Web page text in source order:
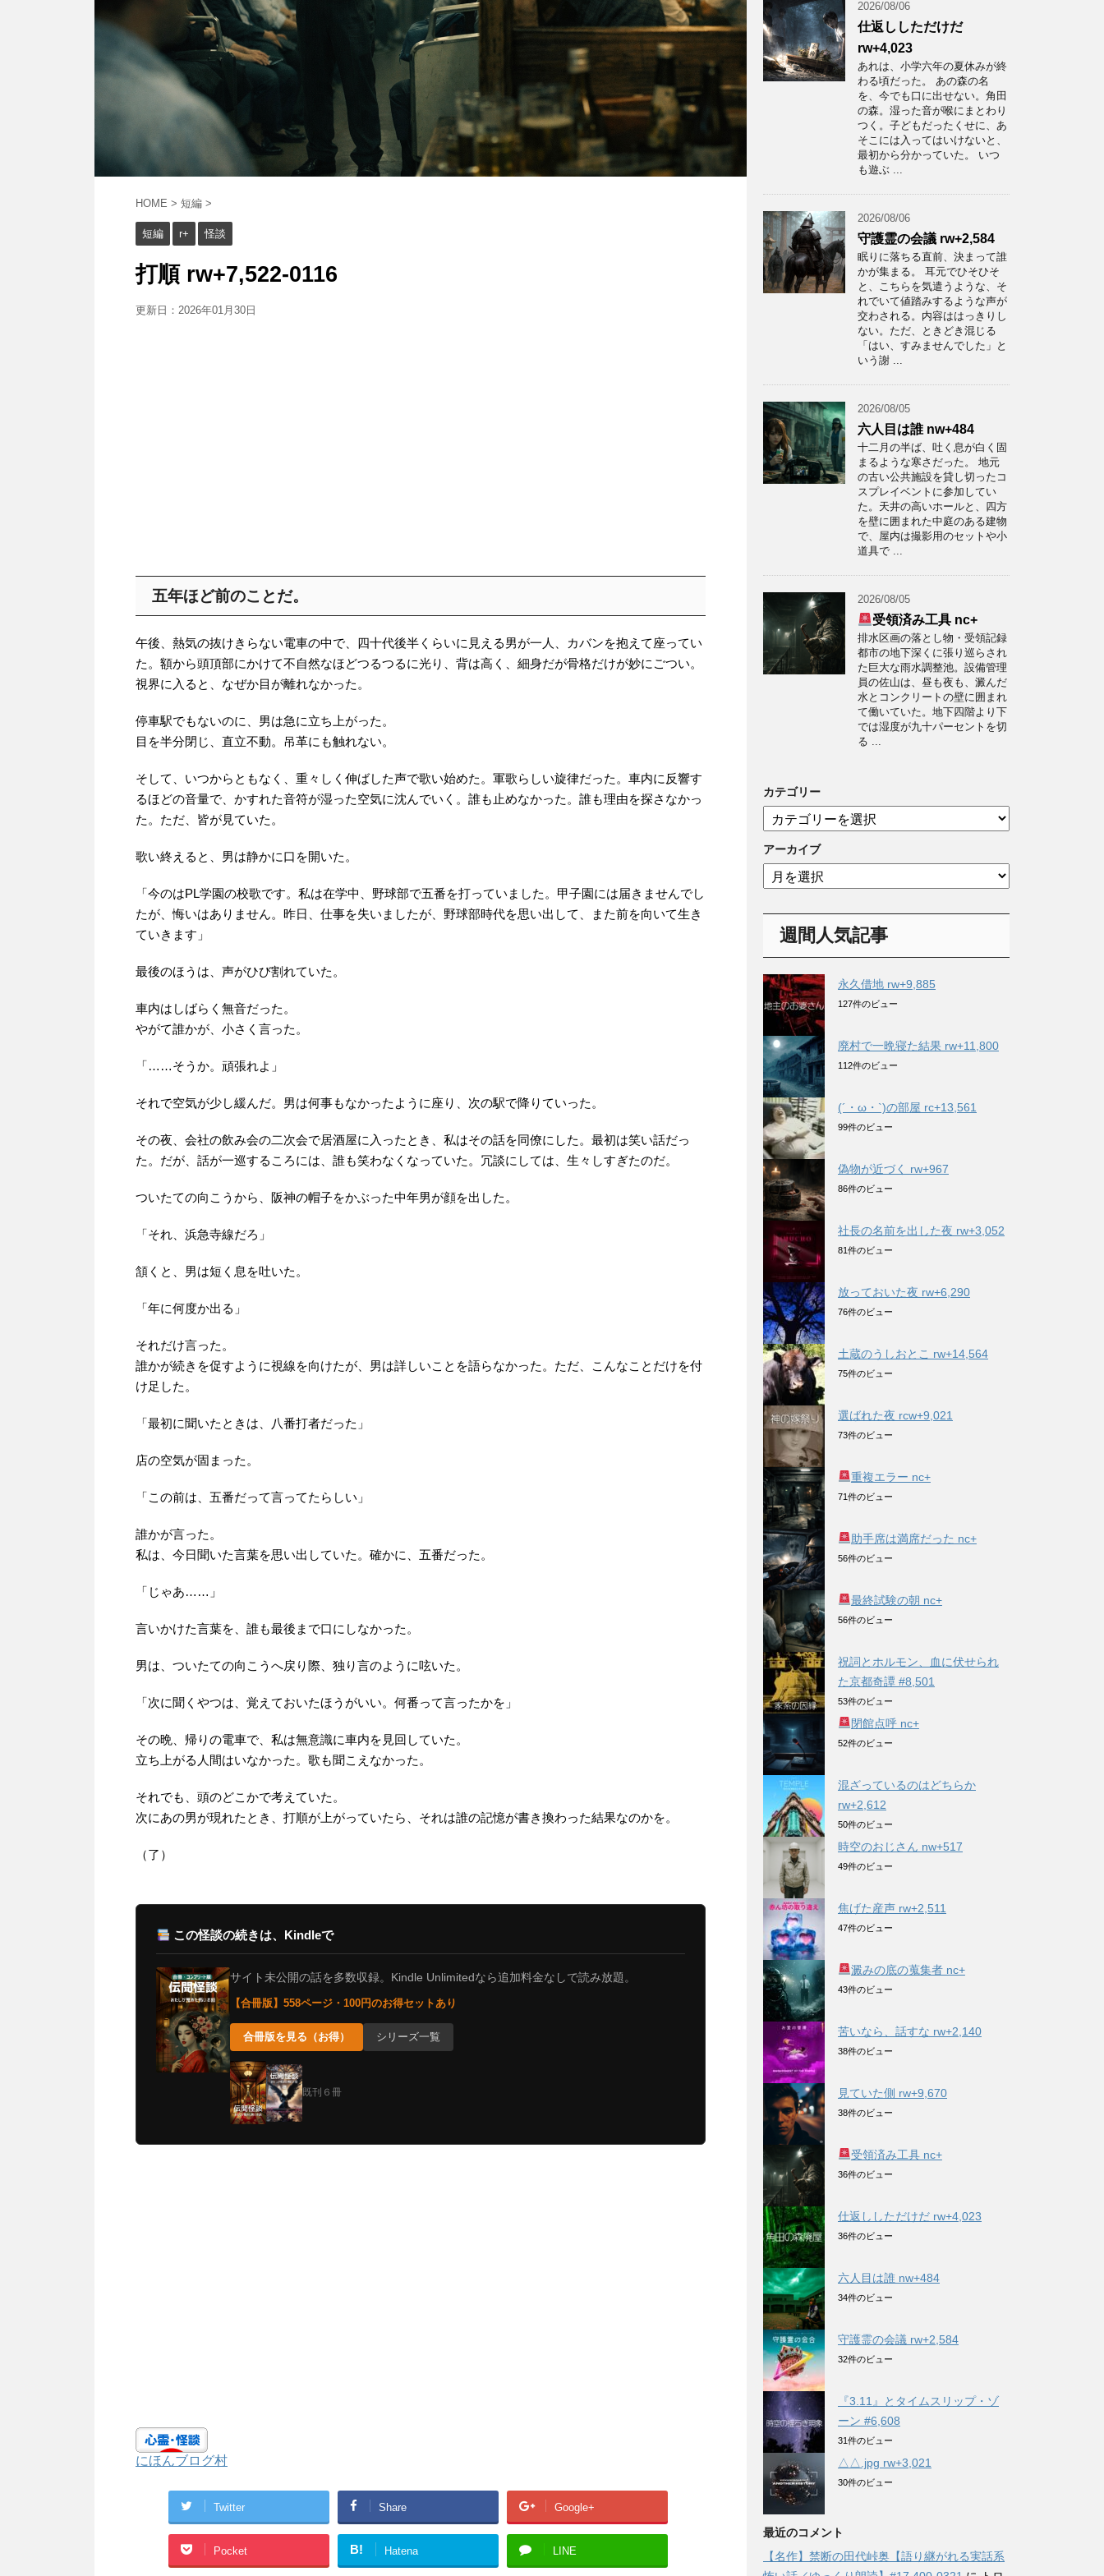
HOME > 短編 >
短編 r+ 怪談
打順 rw+7,522-0116
更新日： 2026年01月30日
五年ほど前のことだ。
午後、熱気の抜けきらない電車の中で、四十代後半くらいに見える男が一人、カバンを抱えて座ってい
た。額から頭頂部にかけて不自然なほどつるつるに光り、背は高く、細身だが骨格だけが妙にごつい。
視界に入ると、なぜか目が離れなかった。
停車駅でもないのに、男は急に立ち上がった。
目を半分閉じ、直立不動。吊革にも触れない。
そして、いつからともなく、重々しく伸ばした声で歌い始めた。軍歌らしい旋律だった。車内に反響す
るほどの音量で、かすれた音符が湿った空気に沈んでいく。誰も止めなかった。誰も理由を探さなかっ
た。ただ、皆が見ていた。
歌い終えると、男は静かに口を開いた。
「今のはPL学園の校歌です。私は在学中、野球部で五番を打っていました。甲子園には届きませんでし
たが、悔いはありません。昨日、仕事を失いましたが、野球部時代を思い出して、また前を向いて生き
ていきます」
最後のほうは、声がひび割れていた。
車内はしばらく無音だった。
やがて誰かが、小さく言った。
「……そうか。頑張れよ」
それで空気が少し緩んだ。男は何事もなかったように座り、次の駅で降りていった。
その夜、会社の飲み会の二次会で居酒屋に入ったとき、私はその話を同僚にした。最初は笑い話だっ
た。だが、話が一巡するころには、誰も笑わなくなっていた。冗談にしては、生々しすぎたのだ。
ついたての向こうから、阪神の帽子をかぶった中年男が顔を出した。
「それ、浜急寺線だろ」
頷くと、男は短く息を吐いた。
「年に何度か出る」
それだけ言った。
誰かが続きを促すように視線を向けたが、男は詳しいことを語らなかった。ただ、こんなことだけを付
け足した。
「最初に聞いたときは、八番打者だった」
店の空気が固まった。
「この前は、五番だって言ってたらしい」
誰かが言った。
私は、今日聞いた言葉を思い出していた。確かに、五番だった。
「じゃあ……」
言いかけた言葉を、誰も最後まで口にしなかった。
男は、ついたての向こうへ戻り際、独り言のように呟いた。
「次に聞くやつは、覚えておいたほうがいい。何番って言ったかを」
その晩、帰りの電車で、私は無意識に車内を見回していた。
立ち上がる人間はいなかった。歌も聞こえなかった。
それでも、頭のどこかで考えていた。
次にあの男が現れたとき、打順が上がっていたら、それは誰の記憶が書き換わった結果なのかを。
（了）
この怪談の続きは、Kindleで
サイト未公開の話を多数収録。Kindle Unlimitedなら追加料金なしで読み放題。
【合冊版】558ページ・100円のお得セットあり
合冊版を見る（お得） シリーズ一覧
既刊６冊
にほんブログ村
Twitter Share Google+
Pocket B! Hatena LINE
2026/08/06
仕返ししただけだ
rw+4,023
あれは、小学六年の夏休みが終
わる頃だった。 あの森の名
を、今でも口に出せない。角田
の森。湿った音が喉にまとわり
つく。子どもだったくせに、あ
そこには入ってはいけないと、
最初から分かっていた。 いつ
も遊ぶ ...
2026/08/06
守護霊の会議 rw+2,584
眠りに落ちる直前、決まって誰
かが集まる。 耳元でひそひそ
と、こちらを気遣うような、そ
れでいて値踏みするような声が
交わされる。内容ははっきりし
ない。ただ、ときどき混じる
「はい、すみませんでした」と
いう謝 ...
2026/08/05
六人目は誰 nw+484
十二月の半ば、吐く息が白く固
まるような寒さだった。 地元
の古い公共施設を貸し切ったコ
スプレイベントに参加してい
た。天井の高いホールと、四方
を壁に囲まれた中庭のある建物
で、屋内は撮影用のセットや小
道具で ...
2026/08/05
受領済み工具 nc+
排水区画の落とし物・受領記録
都市の地下深くに張り巡らされ
た巨大な雨水調整池。設備管理
員の佐山は、昼も夜も、澱んだ
水とコンクリートの壁に囲まれ
て働いていた。地下四階より下
では湿度が九十パーセントを切
る ...
カテゴリー
テ
ゴ
リ
ー
アーカイブ
ア
ー
週間人気記事
永久借地 rw+9,885
127件のビュー
廃村で一晩寝た結果 rw+11,800
112件のビュー
(´・ω・`)の部屋 rc+13,561
99件のビュー
偽物が近づく rw+967
86件のビュー
社長の名前を出した夜 rw+3,052
81件のビュー
放っておいた夜 rw+6,290
76件のビュー
土蔵のうしおとこ rw+14,564
75件のビュー
選ばれた夜 rcw+9,021
73件のビュー
重複エラー nc+
71件のビュー
助手席は満席だった nc+
56件のビュー
最終試験の朝 nc+
56件のビュー
祝詞とホルモン、血に伏せられ
た京都奇譚 #8,501
53件のビュー
閉館点呼 nc+
52件のビュー
混ざっているのはどちらか
rw+2,612
50件のビュー
時空のおじさん nw+517
49件のビュー
焦げた産声 rw+2,511
47件のビュー
澱みの底の蒐集者 nc+
43件のビュー
苦いなら、話すな rw+2,140
38件のビュー
見ていた側 rw+9,670
38件のビュー
受領済み工具 nc+
36件のビュー
仕返ししただけだ rw+4,023
36件のビュー
六人目は誰 nw+484
34件のビュー
守護霊の会議 rw+2,584
32件のビュー
『3.11』とタイムスリップ・ゾ
ーン #6,608
31件のビュー
△△.jpg rw+3,021
30件のビュー
最近のコメント
【名作】禁断の田代峠奥【語り継がれる実話系